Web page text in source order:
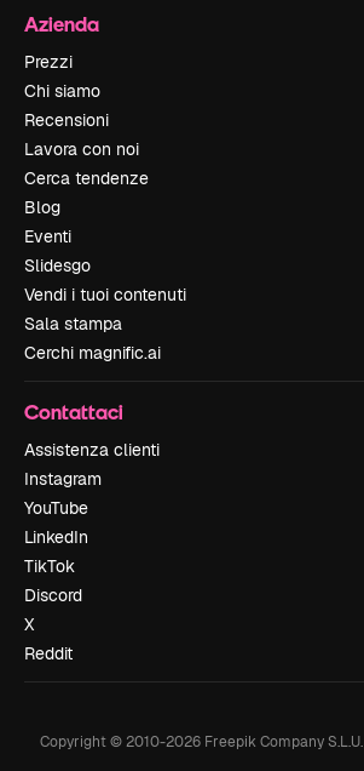
Azienda
Prezzi
Chi siamo
Recensioni
Lavora con noi
Cerca tendenze
Blog
Eventi
Slidesgo
Vendi i tuoi contenuti
Sala stampa
Cerchi magnific.ai
Contattaci
Assistenza clienti
Instagram
YouTube
LinkedIn
TikTok
Discord
X
Reddit
Copyright © 2010-2026Freepik Company S.L.U.